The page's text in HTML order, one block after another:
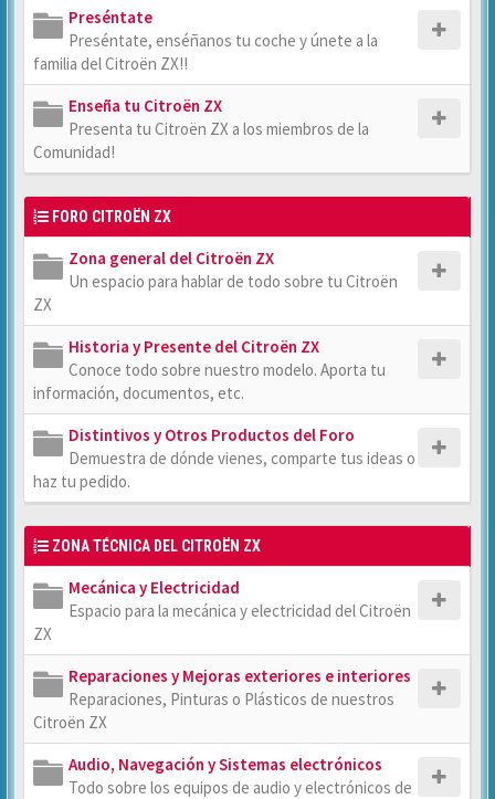
Preséntate
Preséntate, enséñanos tu coche y únete a la
familia del Citroën ZX!!
Enseña tu Citroën ZX
Presenta tu Citroën ZX a los miembros de la
Comunidad!
FORO CITROËN ZX
Zona general del Citroën ZX
Un espacio para hablar de todo sobre tu Citroën
ZX
Historia y Presente del Citroën ZX
Conoce todo sobre nuestro modelo. Aporta tu
información, documentos, etc.
Distintivos y Otros Productos del Foro
Demuestra de dónde vienes, comparte tus ideas o
haz tu pedido.
ZONA TÉCNICA DEL CITROËN ZX
Mecánica y Electricidad
Espacio para la mecánica y electricidad del Citroën
ZX
Reparaciones y Mejoras exteriores e interiores
Reparaciones, Pinturas o Plásticos de nuestros
Citroën ZX
Audio, Navegación y Sistemas electrónicos
Todo sobre los equipos de audio y electrónicos de